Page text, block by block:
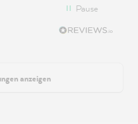
Pause
anzeigen